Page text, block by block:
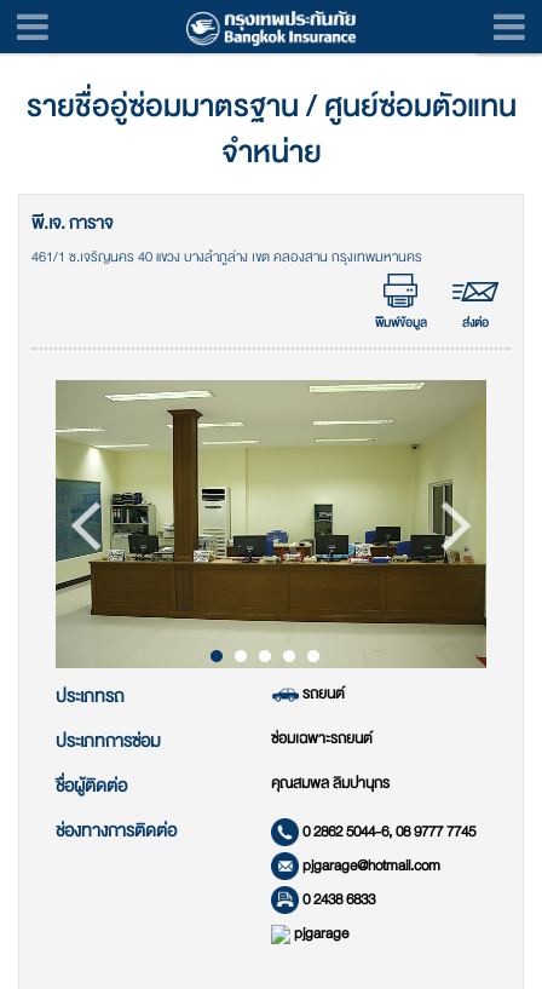
รายชื่ออู่ซ่อมมาตรฐาน / ศูนย์ซ่อมตัวแทน
จำหน่าย
พี.เจ. การาจ
461/1 ซ.เจริญนคร 40 แขวง บางลำภูล่าง เขต คลองสาน กรุงเทพมหานคร
พิมพ์ข้อมูล ส่งต่อ
ประเภทรถ รถยนต์
ประเภทการซ่อม ซ่อมเฉพาะรถยนต์
ชื่อผู้ติดต่อ คุณสมพล ลิมปานุกร
ช่องทางการติดต่อ
0 2862 5044-6, 08 9777 7745
pjgarage@hotmail.com
0 2438 6833
pjgarage